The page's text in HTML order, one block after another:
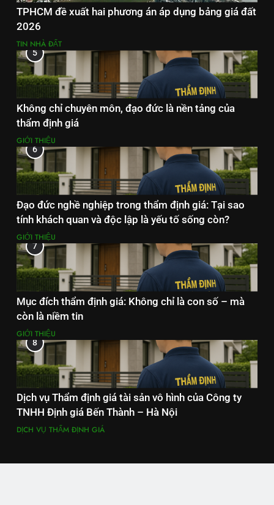
TPHCM đề xuất hai phương án áp dụng bảng giá đất
2026
TIN NHÀ ĐẤT
5
Không chỉ chuyên môn, đạo đức là nền tảng của
thẩm định giá
GIỚI THIỆU
6
Đạo đức nghề nghiệp trong thẩm định giá: Tại sao
tính khách quan và độc lập là yếu tố sống còn?
GIỚI THIỆU
7
Mục đích thẩm định giá: Không chỉ là con số – mà
còn là niềm tin
GIỚI THIỆU
8
Dịch vụ Thẩm định giá tài sản vô hình của Công ty
TNHH Định giá Bến Thành – Hà Nội
DỊCH VỤ THẨM ĐỊNH GIÁ